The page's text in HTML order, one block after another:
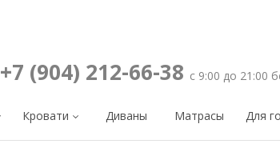
+7 (904) 212-66-38 с 9:00 до 21:00
Кровати Диваны Матрасы Для